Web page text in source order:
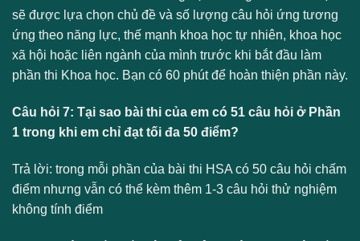
sẽ được lựa chọn chủ đề và số lượng câu hỏi ứng tương
ứng theo năng lực, thế mạnh khoa học tự nhiên, khoa học
xã hội hoặc liên ngành của mình trước khi bắt đầu làm
phần thi Khoa học. Bạn có 60 phút để hoàn thiện phần này.
Câu hỏi 7: Tại sao bài thi của em có 51 câu hỏi ở Phần
1 trong khi em chỉ đạt tối đa 50 điểm?
Trả lời: trong mỗi phần của bài thi HSA có 50 câu hỏi chấm
điểm nhưng vẫn có thể kèm thêm 1-3 câu hỏi thử nghiệm
không tính điểm